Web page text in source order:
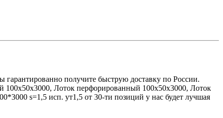
получите быструю доставку по России.
100х50х3000, Лоток перфорированный 100х50х3000, Лоток
s=1,5 исп. ут1,5 от 30-ти позиций у нас будет лучшая